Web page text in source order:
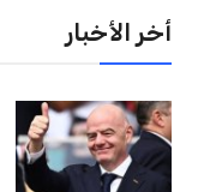
أخر الأخبار